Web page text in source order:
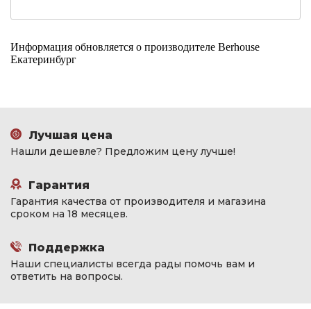
Информация обновляется о производителе Berhouse
Екатеринбург
Лучшая цена
Нашли дешевле? Предложим цену лучше!
Гарантия
Гарантия качества от производителя и магазина
сроком на 18 месяцев.
Поддержка
Наши специалисты всегда рады помочь вам и
ответить на вопросы.